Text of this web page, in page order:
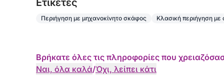
Απαιτείται ειδοποίηση 12 ωρών για κρατήσεις,
Eτικέτες
Περιήγηση με μηχανοκίνητο σκάφος Κλασική περιήγηση
Βρήκατε όλες τις πληροφορίες που
Ναι, όλα καλά/Όχι, λείπει κάτι